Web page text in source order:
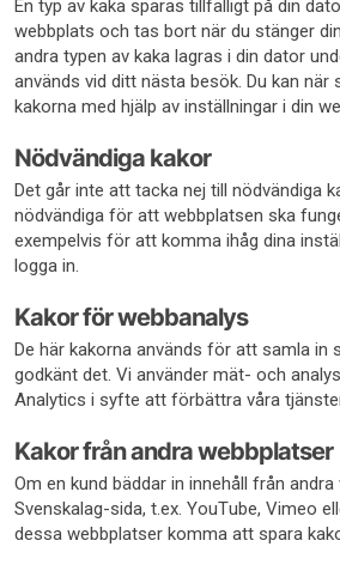
En typ av kaka sparas tillfälligt på din
webbplats och tas bort när du stänger
andra typen av kaka lagras i din dator
används vid ditt nästa besök. Du kan
kakorna med hjälp av inställningar i din
Nödvändiga kakor
Det går inte att tacka nej till nödvändiga
nödvändiga för att webbplatsen ska
exempelvis för att komma ihåg dina
logga in.
Kakor för webbanalys
De här kakorna används för att samla in
godkänt det. Vi använder mät- och
Analytics i syfte att förbättra våra
Kakor från andra webbplatser
Om en kund bäddar in innehåll från
Svenskalag-sida, t.ex. YouTube, Vimeo
dessa webbplatser komma att spara